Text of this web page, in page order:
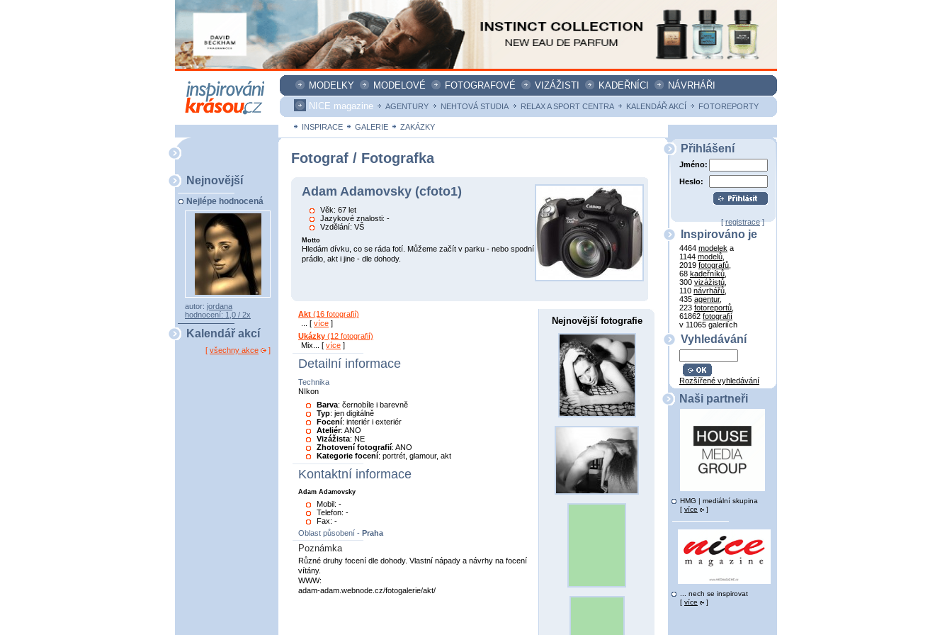
MODELKY MODELOVÉ FOTOGRAFOVÉ VIZÁŽISTI KADEŘNÍCI
NÁVRHÁŘI
NICE magazine
AGENTURY NEHTOVÁ STUDIA RELAX A SPORT CENTRA KALENDÁŘ AKCÍ FOTOREPORTY
INSPIRACE GALERIE ZAKÁZKY
Nejnovější
Nejlépe hodnocená
autor: jordana
hodnocení: 1,0 / 2x
Kalendář akcí
[ všechny akce ]
Fotograf / Fotografka
Adam Adamovsky (cfoto1)
Věk: 67 let
Jazykové znalosti: -
Vzdělání: VŠ
Motto
Hledám dívku, co se ráda fotí. Můžeme začít v parku - nebo spodní
prádlo, akt i jine - dle dohody.
Nejnovější fotografie
Akt (16 fotografií)
... [ více ]
Ukázky (12 fotografií)
Mix... [ více ]
Detailní informace
Technika
NIkon
Barva: černobíle i barevně
Typ: jen digitálně
Focení: interiér i exteriér
Ateliér: ANO
Vizážista: NE
Zhotovení fotografií: ANO
Kategorie focení: portrét, glamour, akt
Kontaktní informace
Adam Adamovsky
Mobil: -
Telefon: -
Fax: -
Oblast působení - Praha
Poznámka
Různé druhy focení dle dohody. Vlastní nápady a návrhy na focení
vítány.
WWW:
adam-adam.webnode.cz/fotogalerie/akt/
Přihlášení
Jméno:
Heslo:
[registrace]
Inspirováno je
4464 modelek a
1144 modelů
2019 fotografů
68 kadeřníků
300 vizážistů
110 návrhářů
435 agentur,
223 fotoreportů
61862 fotografií
v 11065 galeriích
Vyhledávání
Rozšířené vyhledávání
Naši partneři
HMG | mediální skupina
[ více ]
... nech se inspirovat
[ více ]